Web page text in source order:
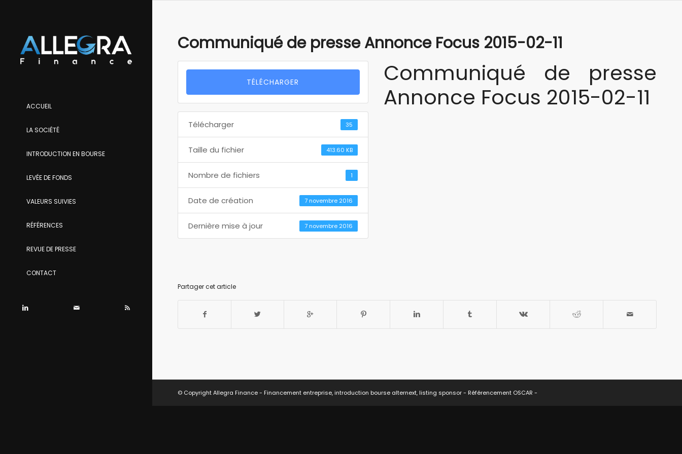
ACCUEIL
LA SOCIÉTÉ
INTRODUCTION EN BOURSE
LEVÉE DE FONDS
VALEURS SUIVIES
RÉFÉRENCES
REVUE DE PRESSE
CONTACT
Communiqué de presse Annonce Focus 2015-02-11
TÉLÉCHARGER
Télécharger 35
Taille du fichier 413.60 KB
Nombre de fichiers 1
Date de création 7 novembre 2016
Dernière mise à jour 7 novembre 2016
Communiqué de presse
Annonce Focus 2015-02-11
Partager cet article
© Copyright Allegra Finance - Financement entreprise, introduction bourse alternext, listing sponsor - Référencement OSCAR -